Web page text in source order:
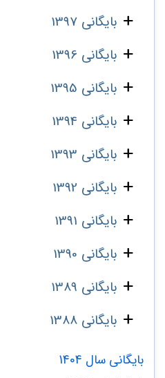
بایگانی 1397
بایگانی 1396
بایگانی 1395
بایگانی 1394
بایگانی 1393
بایگانی 1392
بایگانی 1391
بایگانی 1390
بایگانی 1389
بایگانی 1388
بایگانی سال 1404